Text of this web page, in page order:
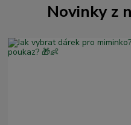
Novinky z